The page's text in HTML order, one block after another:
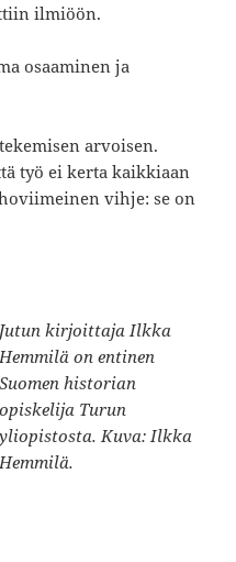
ilmiöön.
osaaminen ja
arvoisen.
työ ei kerta kaikkiaan
vihje: se on
Jutun kirjoittaja Ilkka
Hemmilä on entinen
Suomen historian
opiskelija Turun
yliopistosta. Kuva: Ilkka
Hemmilä.